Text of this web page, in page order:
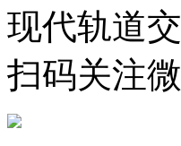
现代轨道
扫码关注